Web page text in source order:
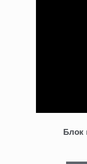
Блок